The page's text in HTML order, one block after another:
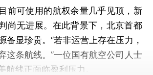
可使用的航权余量几乎见顶，新
尚无进展。在此背景下，北京首都
备显珍贵。“若非运营上存在压力，
这条航线。”一位国有航空公司人士
航线正面临盈利压力。